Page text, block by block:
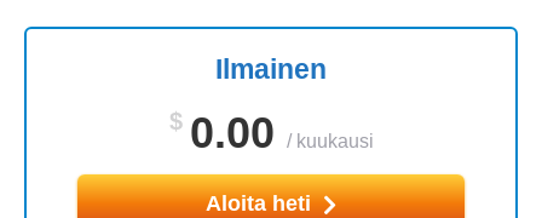
Ilmainen
$ 0.00 / kuukausi
Aloita heti